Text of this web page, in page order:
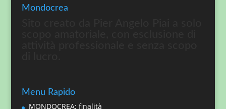
Mondocrea
Menu Rapido
MONDOCREA: finalità